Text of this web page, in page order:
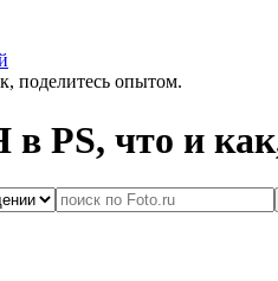
опытом.
что и как,